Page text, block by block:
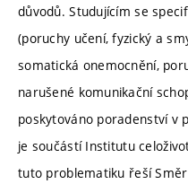
důvodů. Studujícím se
(poruchy učení, fyzický a
somatická onemocnění,
narušené komunikační
poskytováno poradenství v
je součástí Institutu
tuto problematiku řeší